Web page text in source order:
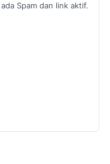
Spam dan link aktif.